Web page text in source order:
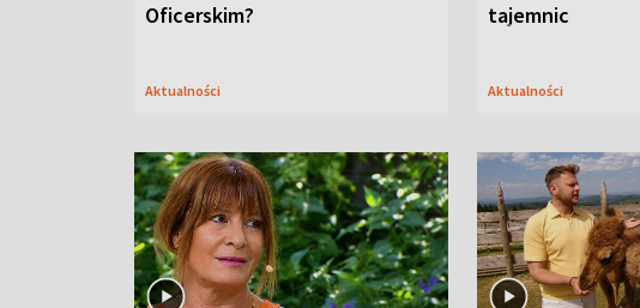
Oficerskim?
Aktualności
tajemnic
Aktualności